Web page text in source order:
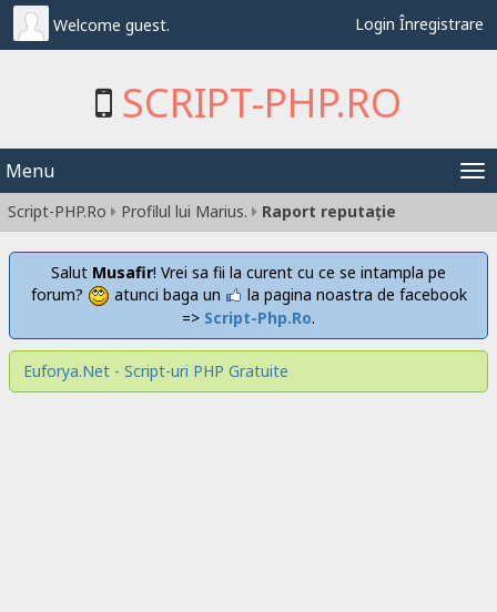
Welcome guest. Login Înregistrare
SCRIPT-PHP.RO
Menu
Script-PHP.Ro Profilul lui Marius. Raport reputaţie
Salut Musafir! Vrei sa fii la curent cu ce se intampla pe
forum?
atunci baga un
la pagina noastra de facebook
=> Script-Php.Ro.
Euforya.Net - Script-uri PHP Gratuite